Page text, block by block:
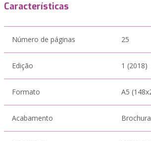
Características
Número de páginas 25
Edição 1 (2018)
Formato A5
Acabamento